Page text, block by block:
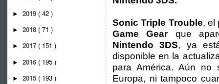
► 2019 ( 42 )
► 2018 ( 71 )
► 2017 ( 151 )
► 2016 ( 195 )
► 2015 ( 193 )
Sonic Triple Trouble, el
Game Gear que
Nintendo 3DS, ya
disponible en la
para América. Aún no
Europa, ni tampoco